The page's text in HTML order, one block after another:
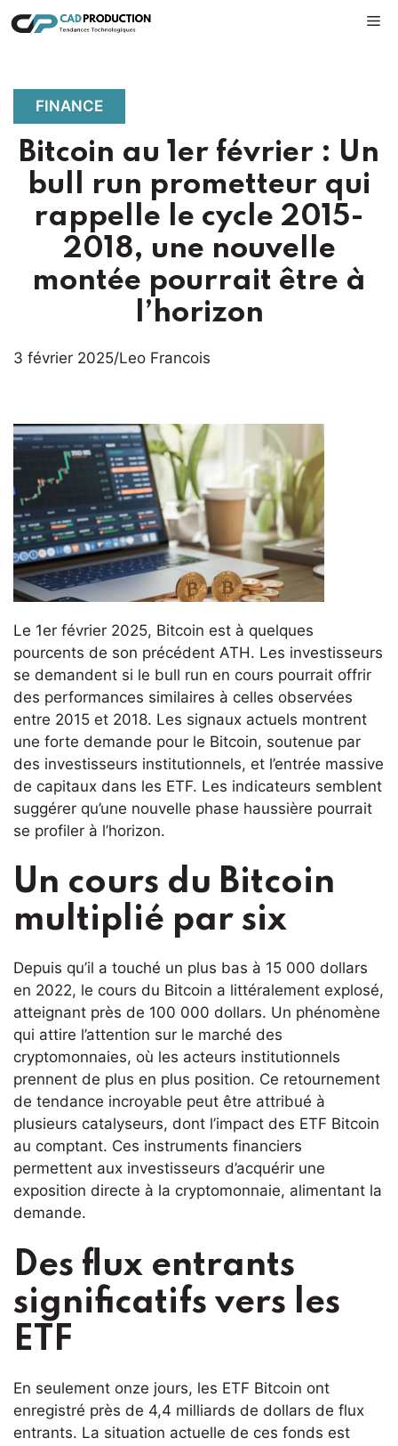
Aller
au
FINANCE
Bitcoin au 1er février : Un
bull run prometteur qui
rappelle le cycle 2015-
2018, une nouvelle
montée pourrait être à
l’horizon
3 février 2025/Leo Francois
Le 1er février 2025, Bitcoin est à quelques
pourcents de son précédent ATH. Les investisseurs
se demandent si le bull run en cours pourrait offrir
des performances similaires à celles observées
entre 2015 et 2018. Les signaux actuels montrent
une forte demande pour le Bitcoin, soutenue par
des investisseurs institutionnels, et l’entrée massive
de capitaux dans les ETF. Les indicateurs semblent
suggérer qu’une nouvelle phase haussière pourrait
se profiler à l’horizon.
Un cours du Bitcoin
multiplié par six
Depuis qu’il a touché un plus bas à 15 000 dollars
en 2022, le cours du Bitcoin a littéralement explosé,
atteignant près de 100 000 dollars. Un phénomène
qui attire l’attention sur le marché des
cryptomonnaies, où les acteurs institutionnels
prennent de plus en plus position. Ce retournement
de tendance incroyable peut être attribué à
plusieurs catalyseurs, dont l’impact des ETF Bitcoin
au comptant. Ces instruments financiers
permettent aux investisseurs d’acquérir une
exposition directe à la cryptomonnaie, alimentant la
demande.
Des flux entrants
significatifs vers les
ETF
En seulement onze jours, les ETF Bitcoin ont
enregistré près de 4,4 milliards de dollars de flux
entrants. La situation actuelle de ces fonds est